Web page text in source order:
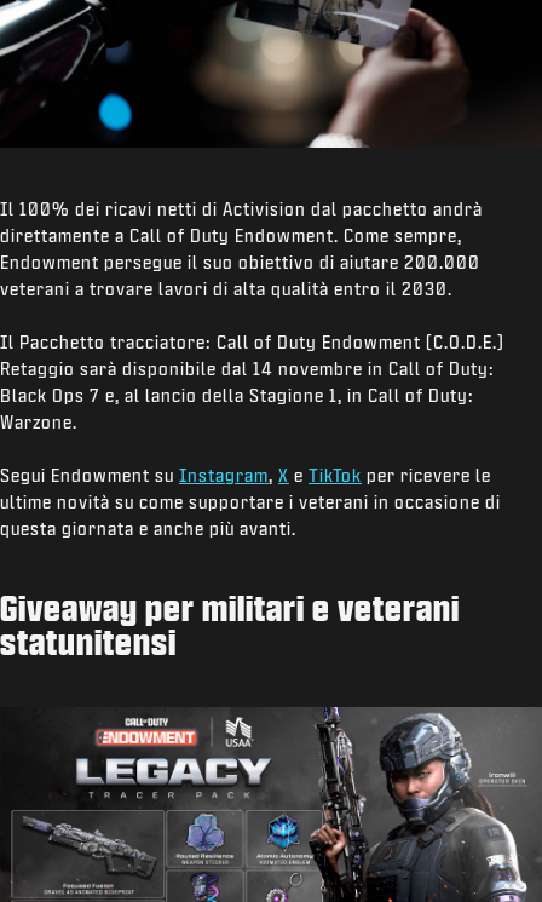
Il 100% dei ricavi netti di Activision dal pacchetto andrà
direttamente a Call of Duty Endowment. Come sempre,
Endowment persegue il suo obiettivo di aiutare 200.000
veterani a trovare lavori di alta qualità entro il 2030.
Il Pacchetto tracciatore: Call of Duty Endowment (C.O.D.E.)
Retaggio sarà disponibile dal 14 novembre in Call of Duty:
Black Ops 7 e, al lancio della Stagione 1, in Call of Duty:
Warzone.
Segui Endowment su Instagram, X e TikTok per ricevere le
ultime novità su come supportare i veterani in occasione di
questa giornata e anche più avanti.
Giveaway per militari e veterani
statunitensi